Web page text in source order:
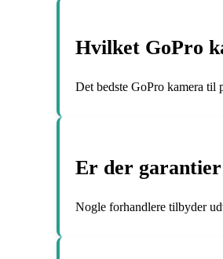
Hvilket GoPro
Det bedste GoPro kamera til
Er der
Nogle forhandlere tilbyder